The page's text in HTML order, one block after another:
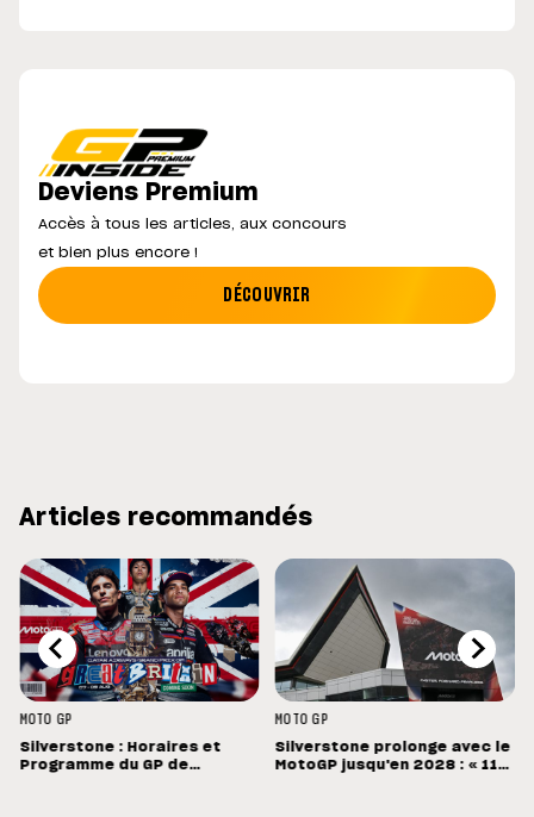
Deviens Premium
Accès à tous les articles, aux concours
et bien plus encore !
DÉCOUVRIR
Articles recommandés
MOTO GP
Silverstone : Horaires et
Programme du GP de
MOTO GP
Silverstone prolonge avec le
MotoGP jusqu'en 2028 : « 11